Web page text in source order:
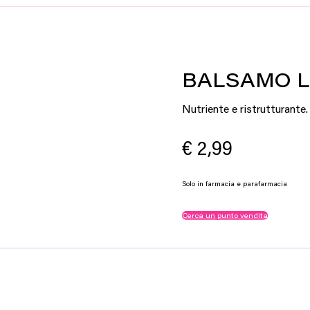
BALSAMO
Nutriente e ristrutturante.
€ 2,99
Solo in farmacia e parafarmacia
Cerca un punto vendita